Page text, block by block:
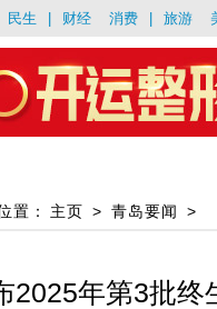
民生 财经 消费 旅游
置： 主页 > 青岛要闻 >
2025年第3批终